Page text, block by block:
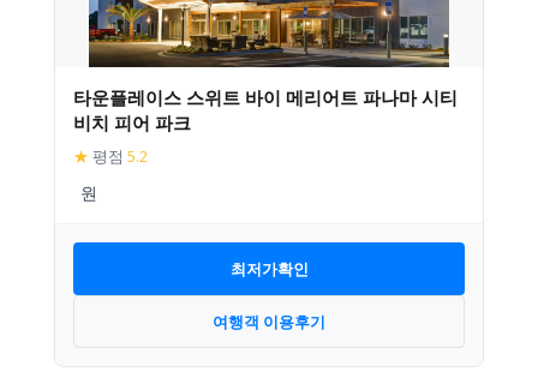
타운플레이스 스위트 바이 메리어트 파나마 시티
비치 피어 파크
★ 평점 5.2
최저가확인
여행객 이용후기